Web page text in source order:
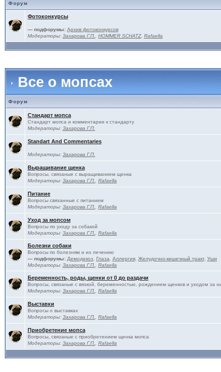
Форум
Фотоконкурсы
— подфорумы: Архив фотоконкурсов
Модераторы: Захарова Г.П. HOMMER SCHATZ, Rafaella
Все о мопсах
Форум
Стандарт мопса
Стандарт мопса и комментарии к стандарту
Модераторы: Захарова Г.П.
Standart And Commentaries
Модераторы: Захарова Г.П.
Выращивание щенка
Вопросы, связаные с выращиванием щенка
Модераторы: Захарова Г.П. Rafaella
Питание
Вопросы связанные с питанием
Модераторы: Захарова Г.П. Rafaella
Уход за мопсом
Вопросы по уходу за собакой
Модераторы: Захарова Г.П. Rafaella
Болезни собаки
Вопросы по болезням и их лечению
— подфорумы: Демодекоз Глаза Аллергия, Желудочно-кишечный тракт, Уши
Модераторы: Захарова Г.П. Rafaella
Беременность, роды, щенки от 0 до раздачи
Вопросы, связаные с вязкой, беременностью, рождением щенков и уходом за
Модераторы: Захарова Г.П. Rafaella
Выставки
Вопросы о выставках
Модераторы: Захарова Г.П. Rafaella
Приобретение мопса
Вопросы, связаные с приобретением щенка мопса
Модераторы: Захарова Г.П. Rafaella